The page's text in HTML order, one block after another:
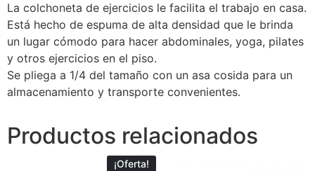
La colchoneta de ejercicios le facilita el trabajo en casa.
Está hecho de espuma de alta densidad que le brinda
un lugar cómodo para hacer abdominales, yoga, pilates
y otros ejercicios en el piso.
Se pliega a 1/4 del tamaño con un asa cosida para un
almacenamiento y transporte convenientes.
Productos relacionados
¡Oferta!